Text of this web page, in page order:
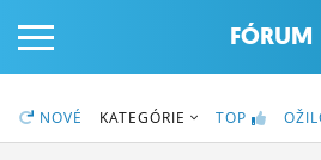
FÓRUM
NOVÉ KATEGÓRIE TOP